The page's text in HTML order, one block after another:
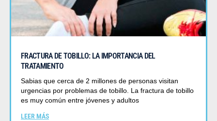
FRACTURA DE TOBILLO: LA IMPORTANCIA DEL
TRATAMIENTO
Sabias que cerca de 2 millones de personas visitan
urgencias por problemas de tobillo. La fractura de tobillo
es muy común entre jóvenes y adultos
LEER MÁS